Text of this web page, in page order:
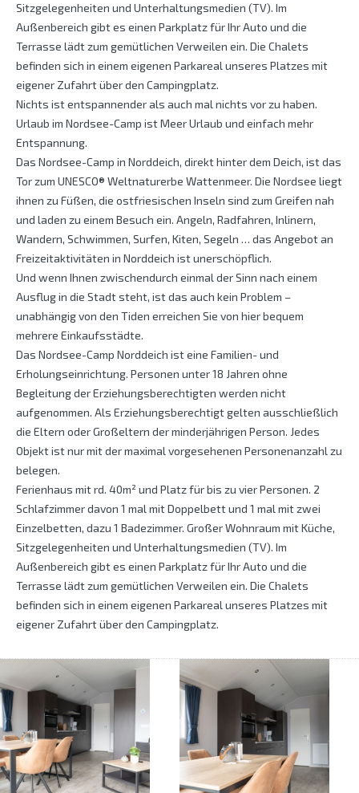
Sitzgelegenheiten und Unterhaltungsmedien (TV). Im
Außenbereich gibt es einen Parkplatz für Ihr Auto und die
Terrasse lädt zum gemütlichen Verweilen ein. Die Chalets
befinden sich in einem eigenen Parkareal unseres Platzes mit
eigener Zufahrt über den Campingplatz.
Nichts ist entspannender als auch mal nichts vor zu haben.
Urlaub im Nordsee-Camp ist Meer Urlaub und einfach mehr
Entspannung.
Das Nordsee-Camp in Norddeich, direkt hinter dem Deich, ist das
Tor zum UNESCO® Weltnaturerbe Wattenmeer. Die Nordsee liegt
ihnen zu Füßen, die ostfriesischen Inseln sind zum Greifen nah
und laden zu einem Besuch ein. Angeln, Radfahren, Inlinern,
Wandern, Schwimmen, Surfen, Kiten, Segeln … das Angebot an
Freizeitaktivitäten in Norddeich ist unerschöpflich.
Und wenn Ihnen zwischendurch einmal der Sinn nach einem
Ausflug in die Stadt steht, ist das auch kein Problem –
unabhängig von den Tiden erreichen Sie von hier bequem
mehrere Einkaufsstädte.
Das Nordsee-Camp Norddeich ist eine Familien- und
Erholungseinrichtung. Personen unter 18 Jahren ohne
Begleitung der Erziehungsberechtigten werden nicht
aufgenommen. Als Erziehungsberechtigt gelten ausschließlich
die Eltern oder Großeltern der minderjährigen Person. Jedes
Objekt ist nur mit der maximal vorgesehenen Personenanzahl zu
belegen.
Ferienhaus mit rd. 40m² und Platz für bis zu vier Personen. 2
Schlafzimmer davon 1 mal mit Doppelbett und 1 mal mit zwei
Einzelbetten, dazu 1 Badezimmer. Großer Wohnraum mit Küche,
Sitzgelegenheiten und Unterhaltungsmedien (TV). Im
Außenbereich gibt es einen Parkplatz für Ihr Auto und die
Terrasse lädt zum gemütlichen Verweilen ein. Die Chalets
befinden sich in einem eigenen Parkareal unseres Platzes mit
eigener Zufahrt über den Campingplatz.